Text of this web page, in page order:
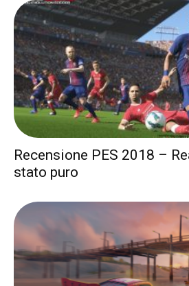
Recensione PES 2018 –
stato puro